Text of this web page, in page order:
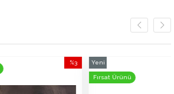
%3İndirim
Yeni
Fırsat Ürünü